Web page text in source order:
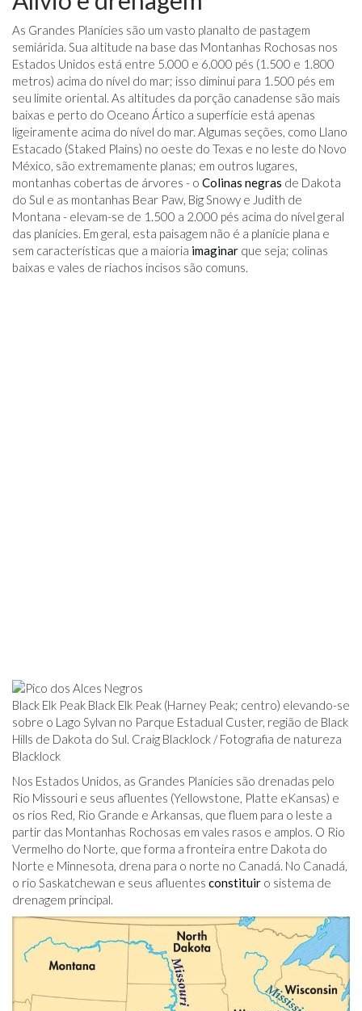
As Grandes Planícies são um vasto planalto de pastagem
semiárida. Sua altitude na base das Montanhas Rochosas nos
Estados Unidos está entre 5.000 e 6.000 pés (1.500 e 1.800
metros) acima do nível do mar; isso diminui para 1.500 pés em
seu limite oriental. As altitudes da porção canadense são mais
baixas e perto do Oceano Ártico a superfície está apenas
ligeiramente acima do nível do mar. Algumas seções, como Llano
Estacado (Staked Plains) no oeste do Texas e no leste do Novo
México, são extremamente planas; em outros lugares,
montanhas cobertas de árvores - o Colinas negras de Dakota
do Sul e as montanhas Bear Paw, Big Snowy e Judith de
Montana - elevam-se de 1.500 a 2.000 pés acima do nível geral
das planícies. Em geral, esta paisagem não é a planície plana e
sem características que a maioria imaginar que seja; colinas
baixas e vales de riachos incisos são comuns.
Black Elk Peak Black Elk Peak (Harney Peak; centro) elevando-se
sobre o Lago Sylvan no Parque Estadual Custer, região de Black
Hills de Dakota do Sul. Craig Blacklock / Fotografia de natureza
Blacklock
Nos Estados Unidos, as Grandes Planícies são drenadas pelo
Rio Missouri e seus afluentes (Yellowstone, Platte eKansas) e
os rios Red, Rio Grande e Arkansas, que fluem para o leste a
partir das Montanhas Rochosas em vales rasos e amplos. O Rio
Vermelho do Norte, que forma a fronteira entre Dakota do
Norte e Minnesota, drena para o norte no Canadá. No Canadá,
o rio Saskatchewan e seus afluentes constituir o sistema de
drenagem principal.